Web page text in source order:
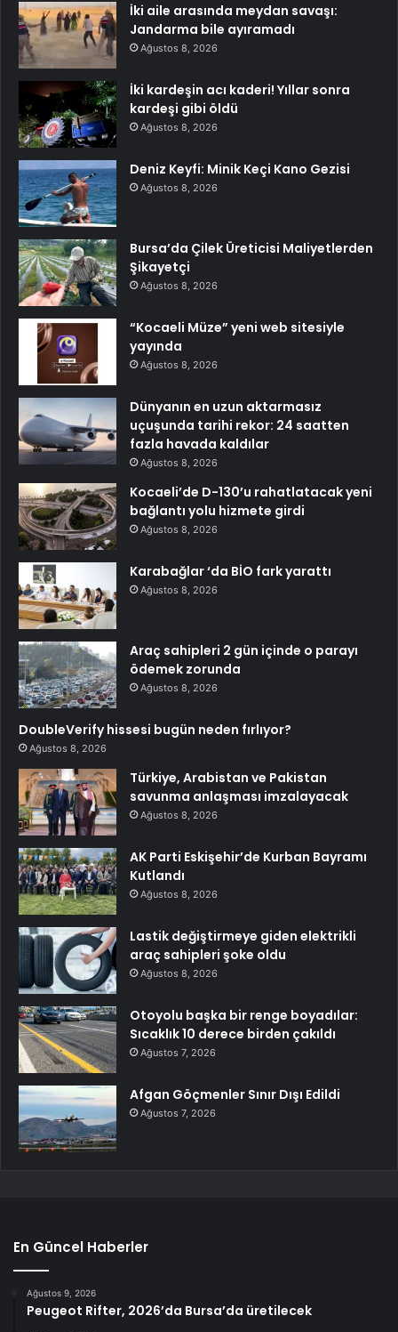
İki aile arasında meydan savaşı:
Jandarma bile ayıramadı
Ağustos 8, 2026
İki kardeşin acı kaderi! Yıllar sonra
kardeşi gibi öldü
Ağustos 8, 2026
Deniz Keyfi: Minik Keçi Kano Gezisi
Ağustos 8, 2026
Bursa’da Çilek Üreticisi Maliyetlerden
Şikayetçi
Ağustos 8, 2026
“Kocaeli Müze” yeni web sitesiyle
yayında
Ağustos 8, 2026
Dünyanın en uzun aktarmasız
uçuşunda tarihi rekor: 24 saatten
fazla havada kaldılar
Ağustos 8, 2026
Kocaeli’de D-130’u rahatlatacak yeni
bağlantı yolu hizmete girdi
Ağustos 8, 2026
Karabağlar ‘da BİO fark yarattı
Ağustos 8, 2026
Araç sahipleri 2 gün içinde o parayı
ödemek zorunda
Ağustos 8, 2026
DoubleVerify hissesi bugün neden fırlıyor?
Ağustos 8, 2026
Türkiye, Arabistan ve Pakistan
savunma anlaşması imzalayacak
Ağustos 8, 2026
AK Parti Eskişehir’de Kurban Bayramı
Kutlandı
Ağustos 8, 2026
Lastik değiştirmeye giden elektrikli
araç sahipleri şoke oldu
Ağustos 8, 2026
Otoyolu başka bir renge boyadılar:
Sıcaklık 10 derece birden çakıldı
Ağustos 7, 2026
Afgan Göçmenler Sınır Dışı Edildi
Ağustos 7, 2026
En Güncel Haberler
Ağustos 9, 2026
Peugeot Rifter, 2026’da Bursa’da üretilecek